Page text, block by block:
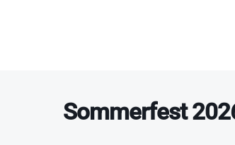
Sommerfest